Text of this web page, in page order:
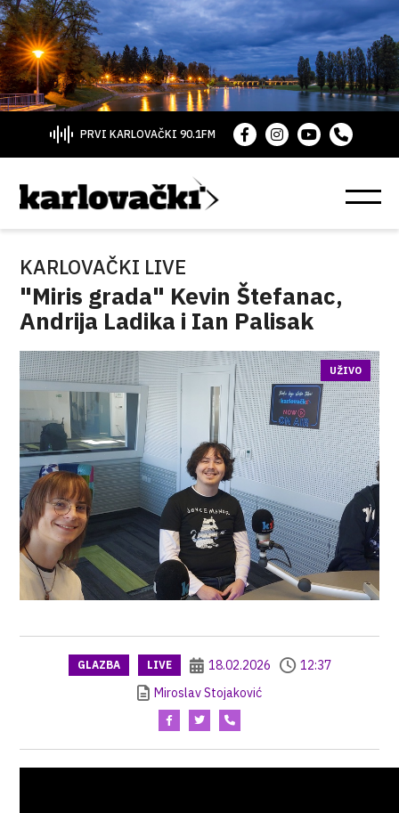
PRVI KARLOVAČKI 90.1FM
KARLOVAČKI LIVE
"Miris grada" Kevin Štefanac,
Andrija Ladika i Ian Palisak
UŽIVO
GLAZBA LIVE 18.02.2026
12:37
Miroslav Stojaković